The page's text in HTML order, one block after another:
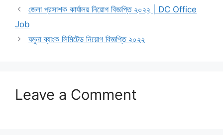
জেলা প্রসাশক কার্যালয় নিয়োগ বিজ্ঞপ্তি ২০২২ | DC Office
Job
যমুনা ব্যাংক লিমিটেড নিয়োগ বিজ্ঞপ্তি ২০২২
Leave a Comment